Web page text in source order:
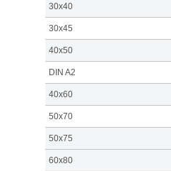
30x40
30x45
40x50
DIN A2
40x60
50x70
50x75
60x80